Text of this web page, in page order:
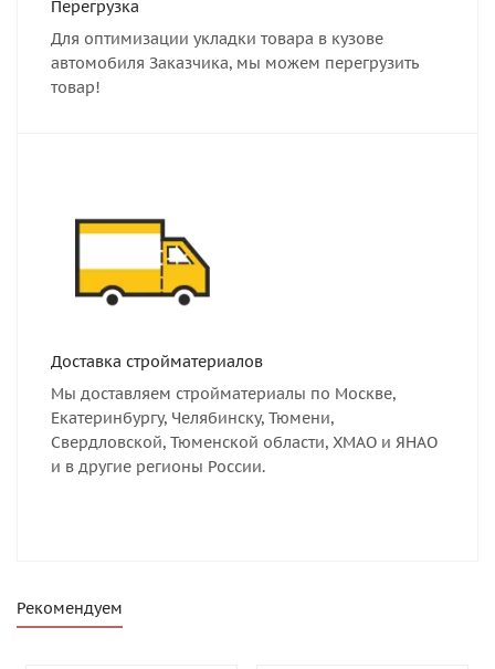
Перегрузка
Для оптимизации укладки товара в кузове
автомобиля Заказчика, мы можем перегрузить
товар!
Доставка стройматериалов
Мы доставляем стройматериалы по Москве,
Екатеринбургу, Челябинску, Тюмени,
Свердловской, Тюменской области, ХМАО и ЯНАО
и в другие регионы России.
Рекомендуем